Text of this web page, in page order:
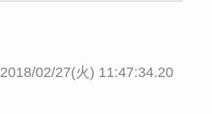
2018/02/27(火) 11:47:34.20